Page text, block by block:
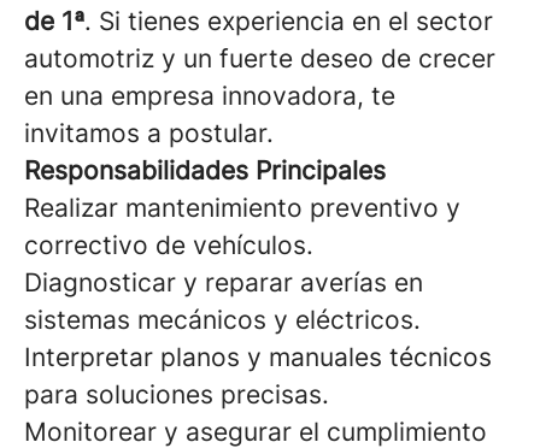
de 1ª. Si tienes experiencia en el sector
automotriz y un fuerte deseo de crecer
en una empresa innovadora, te
invitamos a postular.
Responsabilidades Principales
Realizar mantenimiento preventivo y
correctivo de vehículos.
Diagnosticar y reparar averías en
sistemas mecánicos y eléctricos.
Interpretar planos y manuales técnicos
para soluciones precisas.
Monitorear y asegurar el cumplimiento